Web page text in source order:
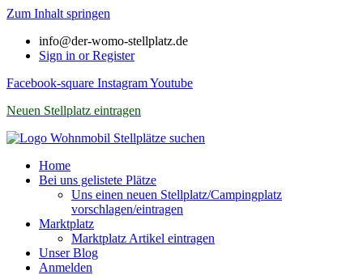
Zum Inhalt springen
info@der-womo-stellplatz.de
Sign in or Register
Facebook-square InstagramYoutube
Neuen Stellplatz eintragen
Home
Bei uns gelistete Plätze
Uns einen neuen Stellplatz/Campingplatz
vorschlagen/eintragen
Marktplatz
Marktplatz Artikel eintragen
Unser Blog
Anmelden